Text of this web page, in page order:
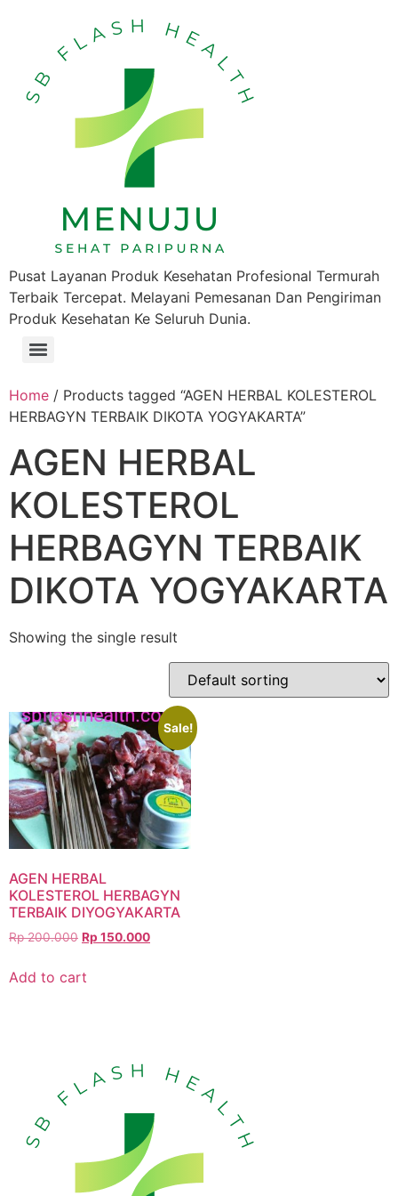
Pusat Layanan Produk Kesehatan Profesional Termurah
Terbaik Tercepat. Melayani Pemesanan Dan Pengiriman
Produk Kesehatan Ke Seluruh Dunia.
Home / Products tagged “AGEN HERBAL KOLESTEROL
HERBAGYN TERBAIK DIKOTA YOGYAKARTA”
AGEN HERBAL
KOLESTEROL
HERBAGYN TERBAIK
DIKOTA YOGYAKARTA
Showing the single result
Sale!
AGEN HERBAL
KOLESTEROL HERBAGYN
TERBAIK DIYOGYAKARTA
Rp200.000 Rp 150.000
Add to cart